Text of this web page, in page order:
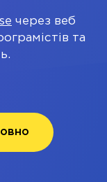
через веб
та